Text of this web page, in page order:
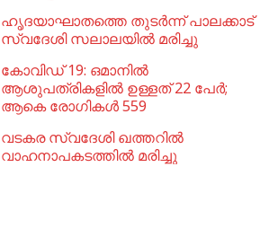
ഹൃദയാഘാതത്തെ തുടർന്ന് പാലക്കാട്
സ്വദേശി സലാലയിൽ മരിച്ചു
കോവിഡ് 19: ഒമാനിൽ
ആശുപത്രികളിൽ ഉള്ളത് 22 പേര്‍;
ആകെ രോഗികൾ 559
വടകര സ്വദേശി ഖത്തറിൽ
വാഹനാപകടത്തിൽ മരിച്ചു